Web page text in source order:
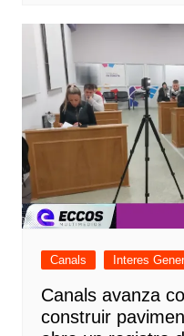
Canals Interes
Canals avanza
construir